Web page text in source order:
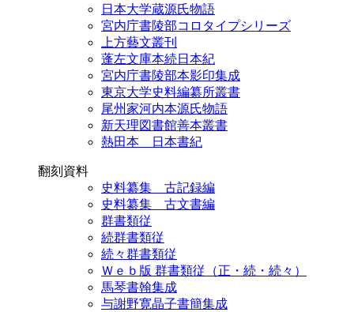
日本大学蔵源氏物語
宮内庁書陵部コロタイプシリーズ
上方藝文叢刊
蓬左文庫本続日本紀
宮内庁書陵部本影印集成
東京大学史料編纂所叢書
尾州家河内本源氏物語
新天理図書館善本叢書
熱田本 日本書紀
翻刻資料
史料纂集 古記録編
史料纂集 古文書編
群書類従
続群書類従
続々群書類従
Ｗｅｂ版 群書類従（正・続・続々）
馬琴書翰集成
与謝野寛晶子書簡集成